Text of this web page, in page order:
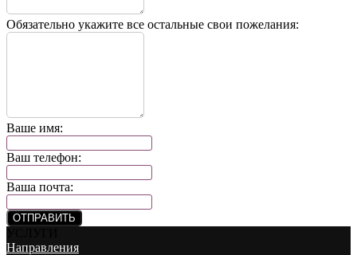
Обязательно укажите все остальные свои пожелания:
Ваше имя:
Ваш телефон:
Ваша почта:
ОТПРАВИТЬ
Направления